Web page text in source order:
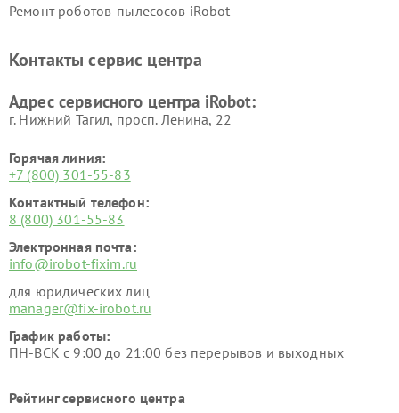
Ремонт роботов-пылесосов iRobot
Контакты сервис центра
Адрес сервисного центра iRobot:
г. Нижний Тагил, просп. Ленина, 22
Горячая линия:
+7 (800) 301-55-83
Контактный телефон:
8 (800) 301-55-83
Электронная почта:
info@irobot-fixim.ru
для юридических лиц
manager@fix-irobot.ru
График работы:
ПН-ВСК с 9:00 до 21:00 без перерывов и выходных
Рейтинг сервисного центра